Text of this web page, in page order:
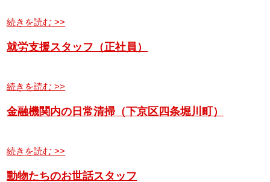
続きを読む >>
就労支援スタッフ（正社員）
続きを読む >>
金融機関内の日常清掃（下京区四条堀川町）
続きを読む >>
動物たちのお世話スタッフ